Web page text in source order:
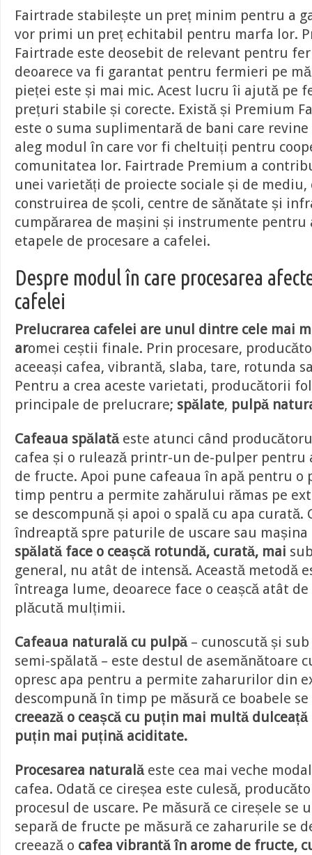
Fairtrade stabilește un preț minim pentru a
vor primi un preț echitabil pentru marfa lor.
Fairtrade este deosebit de relevant pentru
deoarece va fi garantat pentru fermieri pe
pieței este și mai mic. Acest lucru îi ajută pe
prețuri stabile și corecte. Există și Premium
este o suma suplimentară de bani care
aleg modul în care vor fi cheltuiți pentru
comunitatea lor. Fairtrade Premium a
unei varietăți de proiecte sociale și de
construirea de școli, centre de sănătate și
cumpărarea de mașini și instrumente pentru
etapele de procesare a cafelei.
Despre modul în care procesarea
cafelei
Prelucrarea cafelei are unul dintre cele mai
aromei ceștii finale. Prin procesare,
aceeași cafea, vibrantă, slaba, tare, rotunda
Pentru a crea aceste varietati, producătorii
principale de prelucrare; spălate, pulpă
Cafeaua spălatăeste atunci când
cafea și o rulează printr-un de-pulper pentru
de fructe. Apoi pune cafeaua în apă pentru o
timp pentru a permite zahărului rămas pe
se descompună și apoi o spală cu apa curată.
îndreaptă spre paturile de uscare sau
spălată face o ceașcă rotundă, curată, mai
general, nu atât de intensă. Această metodă
întreaga lume, deoarece face o ceașcă atât
plăcută mulțimii.
Cafeaua naturală cu pulpă– cunoscută și
semi-spălată – este destul de asemănătoare
opresc apa pentru a permite zaharurilor din
descompună în timp pe măsură ce boabele
creează o ceașcă cu puțin mai multă
puțin mai puțină aciditate.
Procesarea naturalăeste cea mai veche
cafea. Odată ce cireșea este culesă,
procesul de uscare. Pe măsură ce cireșele se
separă de fructe pe măsură ce zaharurile se
creează o cafea vibrantă în arome de fructe,